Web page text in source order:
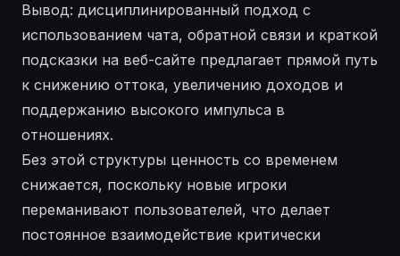
Вывод: дисциплинированный подход с
использованием чата, обратной связи и краткой
подсказки на веб-сайте предлагает прямой путь
к снижению оттока, увеличению доходов и
поддержанию высокого импульса в
отношениях.
Без этой структуры ценность со временем
снижается, поскольку новые игроки
переманивают пользователей, что делает
постоянное взаимодействие критически